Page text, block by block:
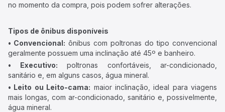
no momento da compra, pois podem sofrer alterações.
Tipos de ônibus disponíveis
• Convencional: ônibus com poltronas do tipo convencional
geralmente possuem uma inclinação até 45º e banheiro.
• Executivo: poltronas confortáveis, ar-condicionado,
sanitário e, em alguns casos, água mineral.
• Leito ou Leito-cama: maior inclinação, ideal para viagens
mais longas, com ar-condicionado, sanitário e, possivelmente,
água mineral.